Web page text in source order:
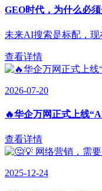
GEO时代，为什么必
未来AI搜索是标配，
查看详情
2026-07-20
🔥华企万网正式上线
查看详情
2025-12-24